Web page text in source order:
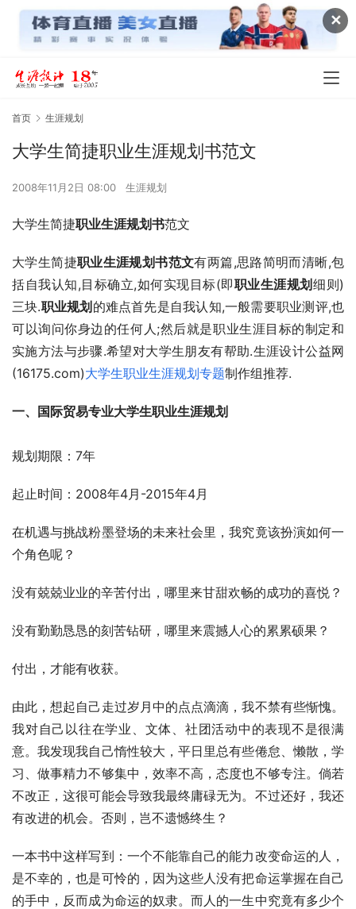
✕
首页 生涯规划
大学生简捷职业生涯规划书范文
2008年11月2日 08:00 生涯规划
大学生简捷职业生涯规划书范文
大学生简捷职业生涯规划书范文有两篇,思路简明而清晰,包
括自我认知,目标确立,如何实现目标(即职业生涯规划细则)
三块.职业规划的难点首先是自我认知,一般需要职业测评,也
可以询问你身边的任何人;然后就是职业生涯目标的制定和
实施方法与步骤.希望对大学生朋友有帮助.生涯设计公益网
(16175.com)大学生职业生涯规划专题制作组推荐.
一、国际贸易专业大学生职业生涯规划
规划期限：7年
起止时间：2008年4月-2015年4月
在机遇与挑战粉墨登场的未来社会里，我究竟该扮演如何一
个角色呢？
没有兢兢业业的辛苦付出，哪里来甘甜欢畅的成功的喜悦？
没有勤勤恳恳的刻苦钻研，哪里来震撼人心的累累硕果？
付出，才能有收获。
由此，想起自己走过岁月中的点点滴滴，我不禁有些惭愧。
我对自己以往在学业、文体、社团活动中的表现不是很满
意。我发现我自己惰性较大，平日里总有些倦怠、懒散，学
习、做事精力不够集中，效率不高，态度也不够专注。倘若
不改正，这很可能会导致我最终庸碌无为。不过还好，我还
有改进的机会。否则，岂不遗憾终生？
一本书中这样写到：一个不能靠自己的能力改变命运的人，
是不幸的，也是可怜的，因为这些人没有把命运掌握在自己
的手中，反而成为命运的奴隶。而人的一生中究竟有多少个